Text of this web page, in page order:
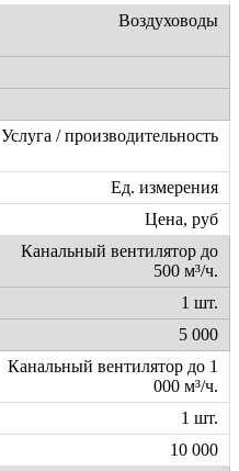
Воздуховоды
Услуга / производительность
Ед. измерения
Цена, руб
Канальный вентилятор до
500 м³/ч.
1 шт.
5 000
Канальный вентилятор до 1
000 м³/ч.
1 шт.
10 000